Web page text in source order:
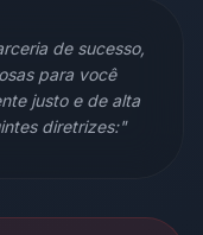
de sucesso,
para você
justo e de alta
diretrizes:"